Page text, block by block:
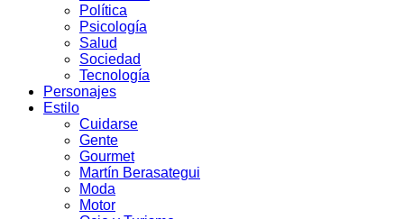
Política
Psicología
Salud
Sociedad
Tecnología
Personajes
Estilo
Cuidarse
Gente
Gourmet
Martín Berasategui
Moda
Motor